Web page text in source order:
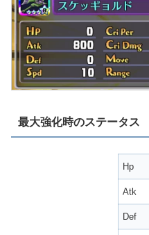
最大強化時のステータス
Hp
Atk
Def